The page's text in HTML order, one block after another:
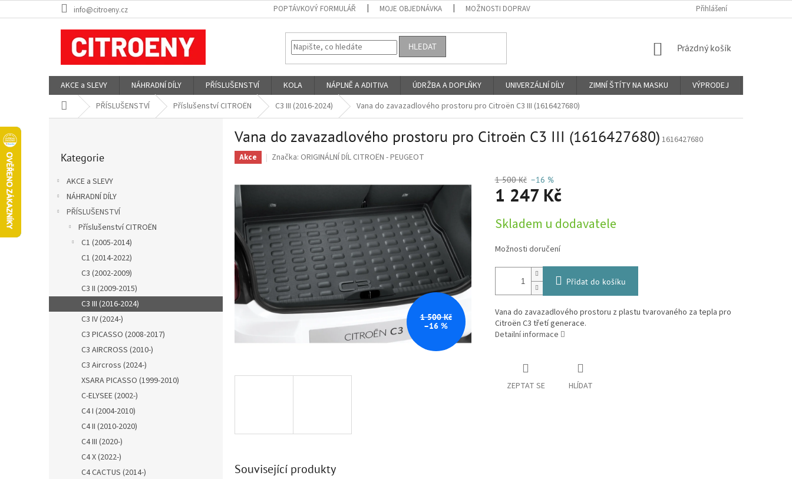
na
info@citroeny.cz POPTÁVKOVÝ FORMULÁŘ MOJE OBJEDNÁVKA MOŽNOSTI DOPRAVY A PLATBY PROČ VIN KÓD? O NÁS
Přihlášení
HLEDAT
NÁKUPNÍ
Prázdný košík
AKCE a SLEVY NÁHRADNÍ DÍLY PŘÍSLUŠENSTVÍ KOLA NÁPLNĚ A ADITIVA ÚDRŽBA A DOPLŇKY UNIVERZÁLNÍ DÍLY ZIMNÍ ŠTÍTY NA MASKU VÝPRODEJ
Domů PŘÍSLUŠENSTVÍ Příslušenství CITROËN C3 III (2016-2024) Vana do zavazadlového prostoru pro Citroën C3 III (1616427680)
l
kategorie
Kategorie
AKCE a SLEVY
NÁHRADNÍ DÍLY
PŘÍSLUŠENSTVÍ
Příslušenství CITROËN
C1 (2005-2014)
C1 (2014-2022)
C3 (2002-2009)
C3 II (2009-2015)
C3 III (2016-2024)
C3 IV (2024-)
C3 PICASSO (2008-2017)
C3 AIRCROSS (2010-)
C3 Aircross (2024-)
XSARA PICASSO (1999-2010)
C-ELYSEE (2002-)
C4 I (2004-2010)
C4 II (2010-2020)
C4 III (2020-)
C4 X (2022-)
C4 CACTUS (2014-)
Vana do zavazadlového prostoru pro Citroën C3 III (1616427680) 1616427680
Akce Značka: ORIGINÁLNÍ DÍL CITROËN - PEUGEOT
1 500 Kč
–16 %
1 500 Kč –16 %
1 247 Kč
cena:
Skladem u dodavatele
Možnosti doručení
Přidat do košíku
Vana do zavazadlového prostoru z plastu tvarovaného za tepla pro
Citroën C3 třetí generace.
Detailní informace
ZEPTAT SE HLÍDAT
Související produkty